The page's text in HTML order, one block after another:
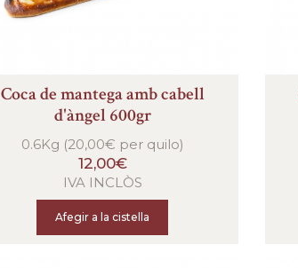
Coca de mantega amb cabell
d'àngel 600gr
0.6Kg (20,00€ per quilo)
12,00€
IVA INCLÒS
Afegir a la cistella